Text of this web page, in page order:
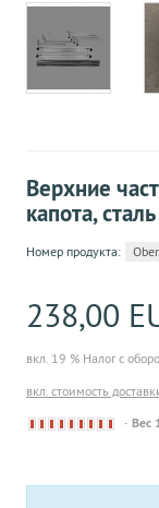
Верхние
капота,
Номер продукта:
238,00
вкл. 19 % Налог с
вкл. стоимость
Derzeit
Вес